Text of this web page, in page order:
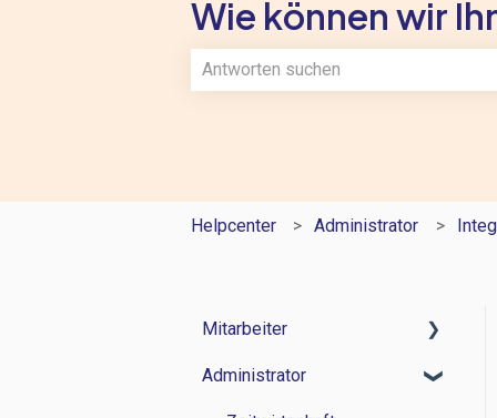
Wie können wir
Helpcenter Administrator
Mitarbeiter
Zeitwirtschaft
Administrator